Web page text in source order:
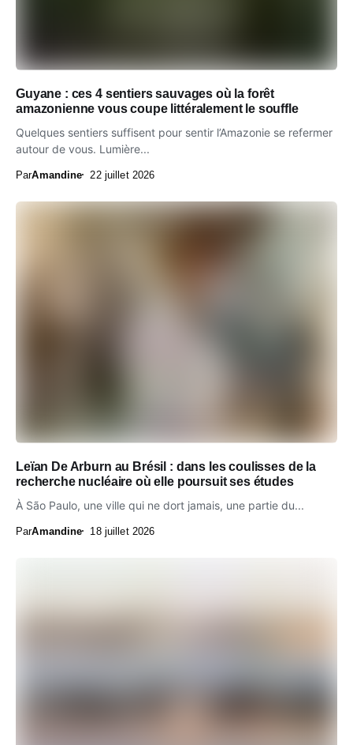
Guyane : ces 4 sentiers sauvages où la forêt
amazonienne vous coupe littéralement le souffle
Quelques sentiers suffisent pour sentir l’Amazonie se refermer
autour de vous. Lumière...
ParAmandine 22 juillet 2026
Leïan De Arburn au Brésil : dans les coulisses de la
recherche nucléaire où elle poursuit ses études
À São Paulo, une ville qui ne dort jamais, une partie du...
ParAmandine 18 juillet 2026